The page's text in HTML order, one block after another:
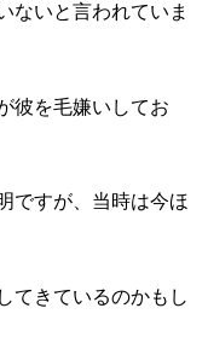
ないと言われていま
彼を毛嫌いしてお
ですが、当時は今ほ
てきているのかもし